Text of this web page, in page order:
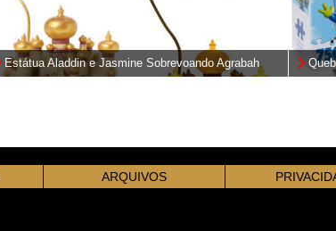
Estátua Aladdin e Jasmine Sobrevoando Agrabah
(Jim Shore Disney Traditions)
ARQUIVOS